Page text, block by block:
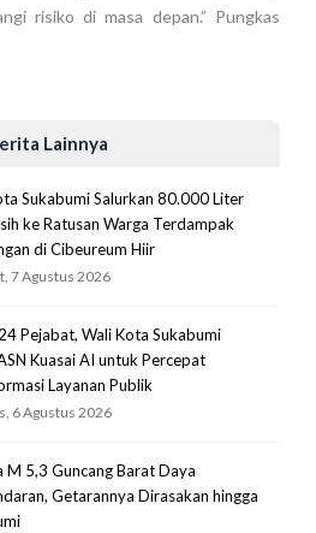
risiko di masa depan.” Pungkas
Lainnya
Sukabumi Salurkan 80.000 Liter
ke Ratusan Warga Terdampak
di Cibeureum Hiir
7 Agustus 2026
Pejabat, Wali Kota Sukabumi
Kuasai AI untuk Percepat
Layanan Publik
6 Agustus 2026
M 5,3 Guncang Barat Daya
Getarannya Dirasakan hingga